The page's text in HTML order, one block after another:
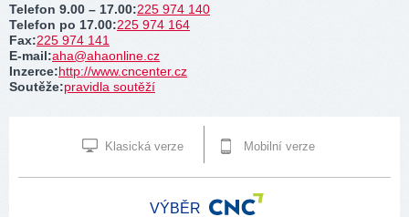
Telefon 9.00 – 17.00:225 974 140
Telefon po 17.00:225 974 164
Fax:225 974 141
E-mail:aha@ahaonline.cz
Inzerce:http://www.cncenter.cz
Soutěže:pravidla soutěží
Klasická verze Mobilní verze
VÝBĚR